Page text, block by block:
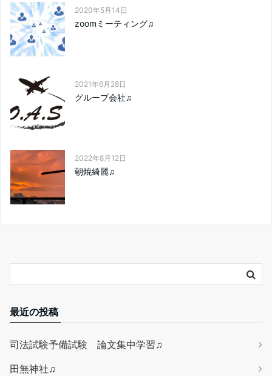
2020年5月14日
zoomミーティング♫
2021年6月28日
グループ会社♫
2022年8月12日
朝焼綺麗♫
最近の投稿
司法試験予備試験 論文集中学習♫
田無神社♫